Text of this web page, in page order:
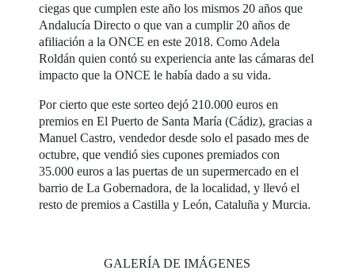
ciegas que cumplen este año los mismos 20 años que
Andalucía Directo o que van a cumplir 20 años de
afiliación a la ONCE en este 2018. Como Adela
Roldán quien contó su experiencia ante las cámaras del
impacto que la ONCE le había dado a su vida.
Por cierto que este sorteo dejó 210.000 euros en
premios en El Puerto de Santa María (Cádiz), gracias a
Manuel Castro, vendedor desde solo el pasado mes de
octubre, que vendió sies cupones premiados con
35.000 euros a las puertas de un supermercado en el
barrio de La Gobernadora, de la localidad, y llevó el
resto de premios a Castilla y León, Cataluña y Murcia.
GALERÍA DE IMÁGENES